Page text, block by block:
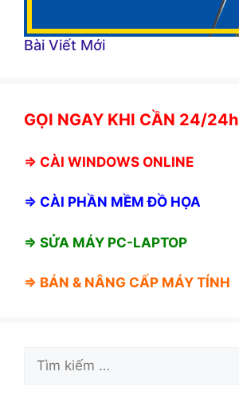
Bài Viết Mới
GỌI NGAY KHI CẦN 24/24h
⇒ CÀI WINDOWS ONLINE
⇒ CÀI PHẦN MỀM ĐỒ HỌA
⇒ SỬA MÁY PC-LAPTOP
⇒ BÁN & NÂNG CẤP MÁY TÍNH
Tìm